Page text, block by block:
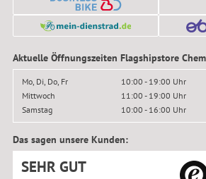
Aktuelle Öffnungszeiten Flagshipstore
Mo, Di, Do, Fr
10:00 - 19:00 Uhr
Mittwoch
11:00 - 19:00 Uhr
Samstag
10:00 - 16:00 Uhr
Das sagen unsere Kunden:
SEHR GUT